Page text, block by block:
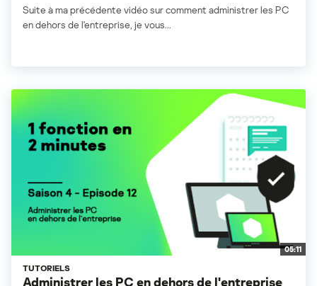
Suite à ma précédente vidéo sur comment administrer les PC
en dehors de l'entreprise, je vous...
05:11
TUTORIELS
Administrer les PC en dehors de l'entreprise